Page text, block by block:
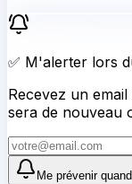
✅ M'alerter lors
Recevez un
sera de nouveau
Me prévenir